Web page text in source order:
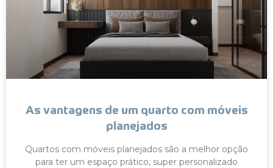
As vantagens de um quarto com móveis
planejados
Quartos com móveis planejados são a melhor opção
para ter um espaço prático, super personalizado